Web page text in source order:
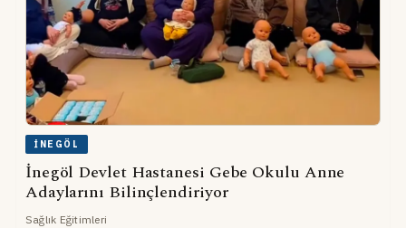
İNEGÖL
İnegöl Devlet Hastanesi Gebe Okulu Anne
Adaylarını Bilinçlendiriyor
Sağlık Eğitimleri